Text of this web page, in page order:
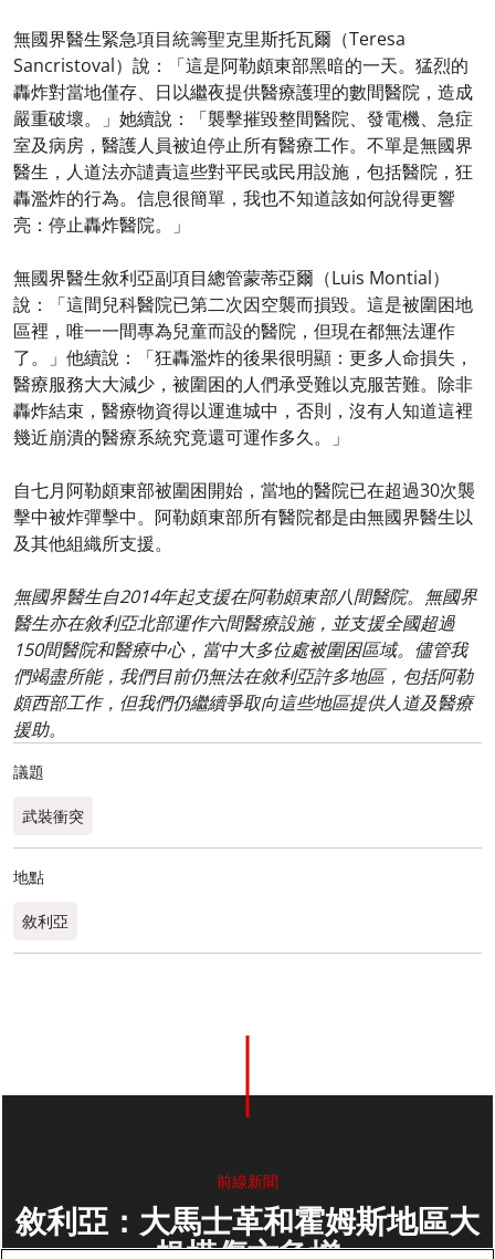
無國界醫生緊急項目統籌聖克里斯托瓦爾（Teresa
Sancristoval）說：「這是阿勒頗東部黑暗的一天。猛烈的
轟炸對當地僅存、日以繼夜提供醫療護理的數間醫院，造成
嚴重破壞。」她續說：「襲擊摧毀整間醫院、發電機、急症
室及病房，醫護人員被迫停止所有醫療工作。不單是無國界
醫生，人道法亦譴責這些對平民或民用設施，包括醫院，狂
轟濫炸的行為。信息很簡單，我也不知道該如何說得更響
亮：停止轟炸醫院。」
無國界醫生敘利亞副項目總管蒙蒂亞爾（Luis Montial）
說：「這間兒科醫院已第二次因空襲而損毀。這是被圍困地
區裡，唯一一間專為兒童而設的醫院，但現在都無法運作
了。」他續說：「狂轟濫炸的後果很明顯：更多人命損失，
醫療服務大大減少，被圍困的人們承受難以克服苦難。除非
轟炸結束，醫療物資得以運進城中，否則，沒有人知道這裡
幾近崩潰的醫療系統究竟還可運作多久。」
自七月阿勒頗東部被圍困開始，當地的醫院已在超過30次襲
擊中被炸彈擊中。阿勒頗東部所有醫院都是由無國界醫生以
及其他組織所支援。
無國界醫生自2014年起支援在阿勒頗東部八間醫院。無國界
醫生亦在敘利亞北部運作六間醫療設施，並支援全國超過
150間醫院和醫療中心，當中大多位處被圍困區域。儘管我
們竭盡所能，我們目前仍無法在敘利亞許多地區，包括阿勒
頗西部工作，但我們仍繼續爭取向這些地區提供人道及醫療
援助。
議題
武裝衝突
地點
敘利亞
前線新聞
敘利亞：大馬士革和霍姆斯地區大